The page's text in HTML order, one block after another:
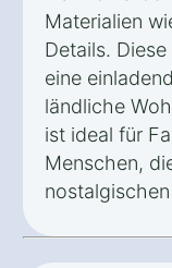
Materialien
Details.
eine
ländliche
ist ideal für
Menschen,